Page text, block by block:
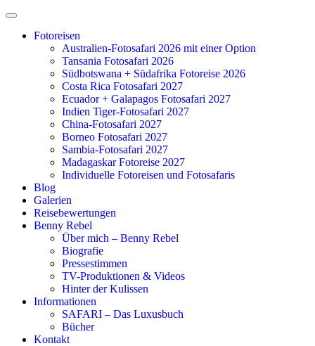
Zum
springenFotoreisen
Australien-Fotosafari 2026 mit einer Option
Tansania Fotosafari 2026
Südbotswana + Südafrika Fotoreise 2026
Costa Rica Fotosafari 2027
Ecuador + Galapagos Fotosafari 2027
Indien Tiger-Fotosafari 2027
China-Fotosafari 2027
Borneo Fotosafari 2027
Sambia-Fotosafari 2027
Madagaskar Fotoreise 2027
Individuelle Fotoreisen und Fotosafaris
Blog
Galerien
Reisebewertungen
Benny Rebel
Über mich – Benny Rebel
Biografie
Pressestimmen
TV-Produktionen & Videos
Hinter der Kulissen
Informationen
SAFARI – Das Luxusbuch
Bücher
Kontakt